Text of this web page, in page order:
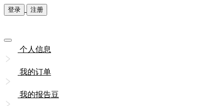
登录 注册
个人信息
我的订单
我的报告豆